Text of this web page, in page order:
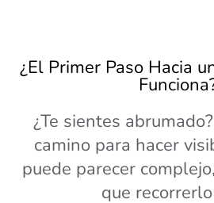
¿El Primer Paso Hacia
¿Te sientes abrumado?
camino para hacer
puede parecer
que